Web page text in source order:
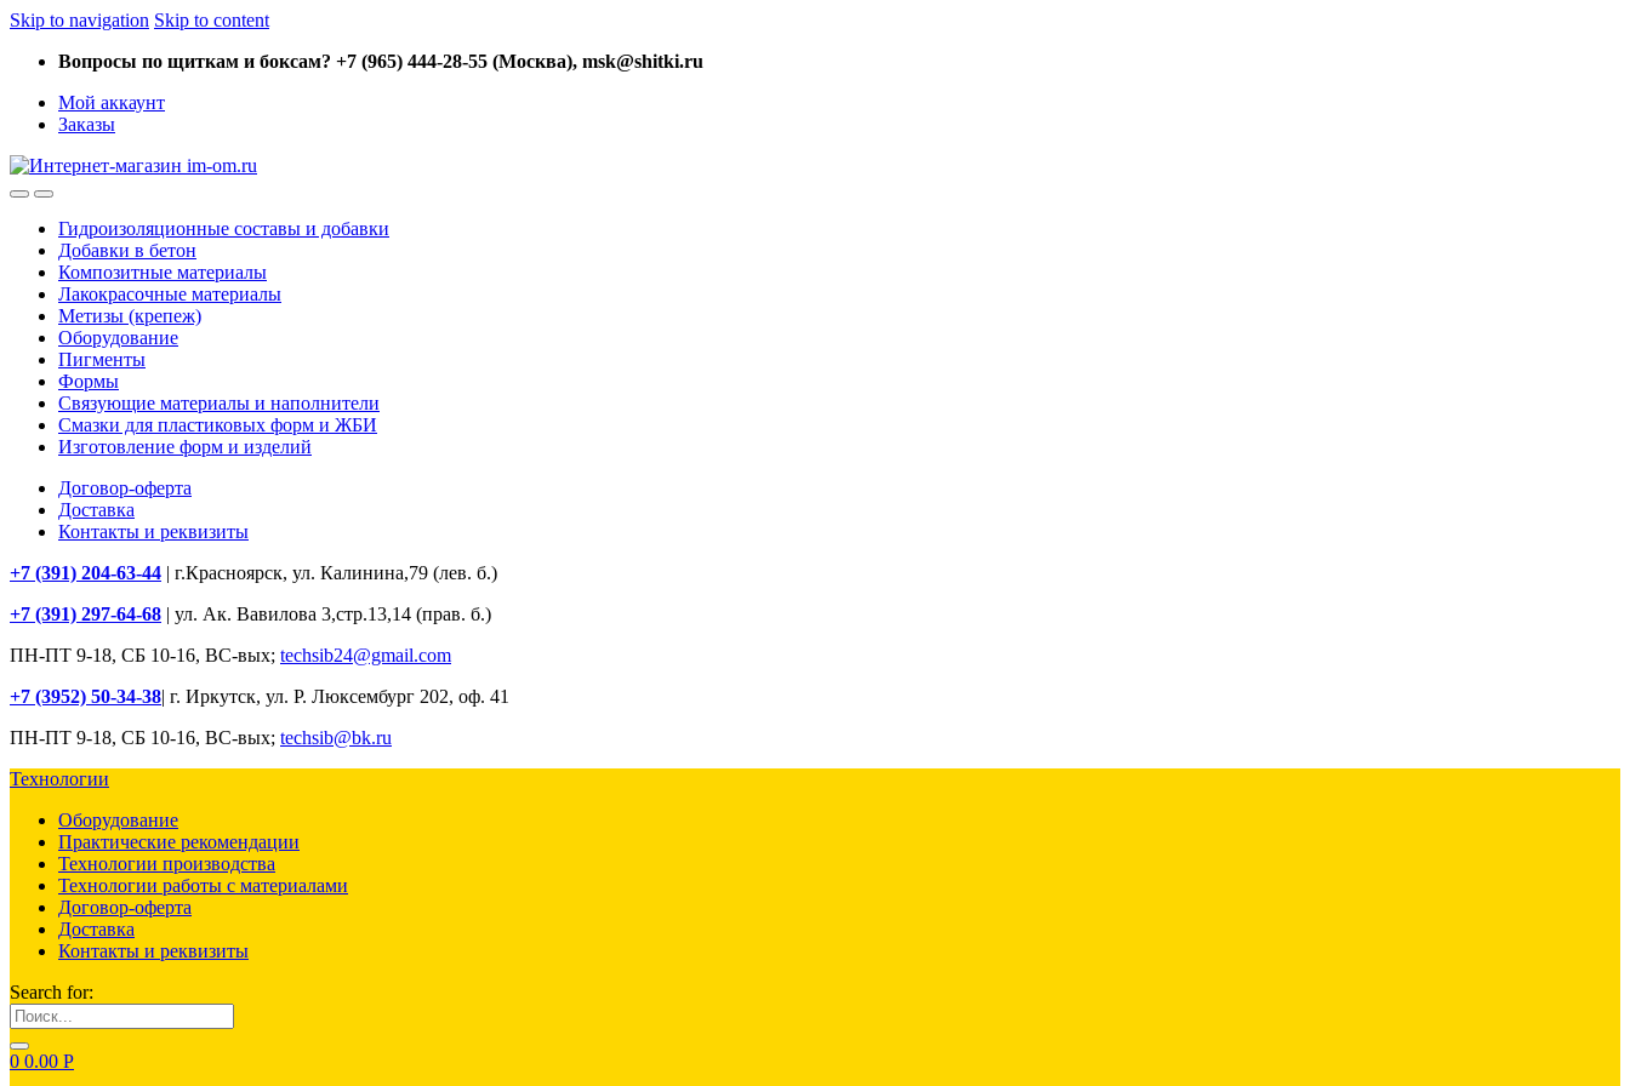
Skip to navigation Skip to content
Вопросы по щиткам и боксам? +7 (965) 444-28-55 (Москва), msk@shitki.ru
Мой аккаунт
Заказы
Гидроизоляционные составы и добавки
Добавки в бетон
Композитные материалы
Лакокрасочные материалы
Метизы (крепеж)
Оборудование
Пигменты
Формы
Связующие материалы и наполнители
Смазки для пластиковых форм и ЖБИ
Изготовление форм и изделий
Договор-оферта
Доставка
Контакты и реквизиты
+7 (391) 204-63-44 | г.Красноярск, ул. Калинина,79 (лев. б.)
+7 (391) 297-64-68 | ул. Ак. Вавилова 3,стр.13,14 (прав. б.)
ПН-ПТ 9-18, СБ 10-16, ВС-вых; techsib24@gmail.com
+7 (3952) 50-34-38| г. Иркутск, ул. Р. Люксембург 202, оф. 41
ПН-ПТ 9-18, СБ 10-16, ВС-вых; techsib@bk.ru
Технологии
Оборудование
Практические рекомендации
Технологии производства
Технологии работы с материалами
Договор-оферта
Доставка
Контакты и реквизиты
Search for:
0 0.00 Р